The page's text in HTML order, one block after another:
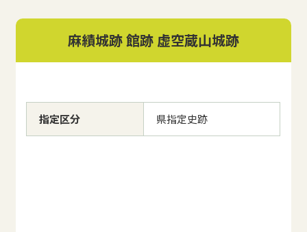
麻績城跡 館跡 虚空蔵山城跡
指定区分 県指定史跡